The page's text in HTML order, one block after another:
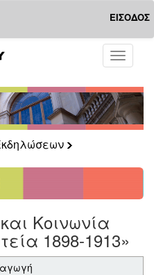
ΕΙΣΟΔΟΣ
Toggle
Κοινωνία
1898-1913»